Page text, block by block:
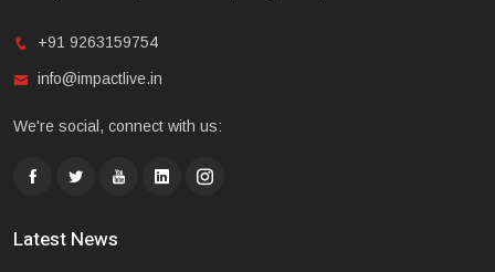
+91 9263159754
info@impactlive.in
We're social, connect with us:
Latest News